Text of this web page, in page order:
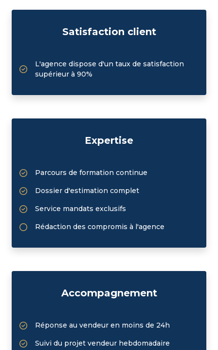
Satisfaction client
L'agence dispose d'un taux de satisfaction
supérieur à 90%
Expertise
Parcours de formation continue
Dossier d'estimation complet
Service mandats exclusifs
Rédaction des compromis à l'agence
Accompagnement
Réponse au vendeur en moins de 24h
Suivi du projet vendeur hebdomadaire